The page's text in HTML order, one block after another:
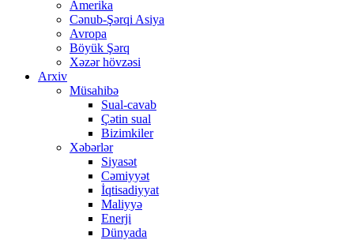
Amerika
Cənub-Şərqi Asiya
Avropa
Böyük Şərq
Xəzər hövzəsi
Arxiv
Müsahibə
Sual-cavab
Çətin sual
Bizimkiler
Xəbərlər
Siyasət
Cəmiyyət
İqtisadiyyat
Maliyyə
Enerji
Dünyada